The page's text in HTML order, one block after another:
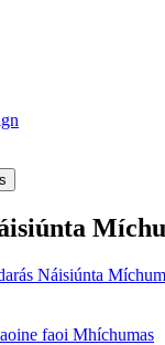
Náisiúnta
faoi Mhíchumas